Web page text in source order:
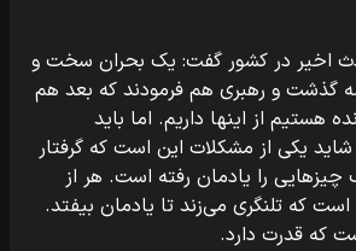
اخیر در کشور گفت: یک بحران سخت و
گذشت و رهبری هم فرمودند که بعد هم
هستیم از اینها داریم. اما باید
یکی از مشکلات این است که گرفتار
را یادمان رفته است. هر از
که تلنگری می‌زند تا یادمان بیفتد.
که قدرت دارد.